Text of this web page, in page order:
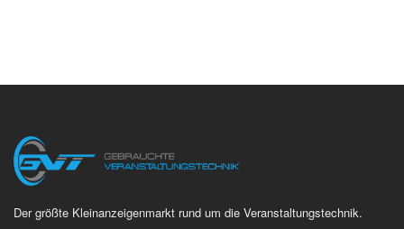
Der größte Kleinanzeigenmarkt rund um die Veranstaltungstechnik.